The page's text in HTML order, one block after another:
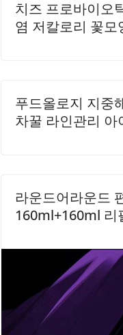
치즈 프로바이오
염 저칼로리 꽃모
푸드올로지 지중
차꿀 라인관리 아
라운드어라운드
160ml+160ml 리